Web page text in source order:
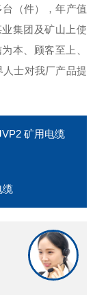
（件），年产值
集团及矿山上使
本、顾客至上、
人士对我厂产品提
矿用电缆
缆